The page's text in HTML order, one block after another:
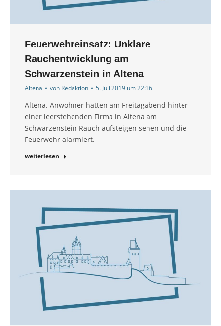
Feuerwehreinsatz: Unklare
Rauchentwicklung am
Schwarzenstein in Altena
Altena von Redaktion 5. Juli 2019 um 22:16
Altena. Anwohner hatten am Freitagabend hinter
einer leerstehenden Firma in Altena am
Schwarzenstein Rauch aufsteigen sehen und die
Feuerwehr alarmiert.
weiterlesen